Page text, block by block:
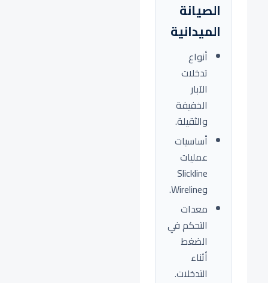
الصيانة
الميدانية
أنواع
تدخلات
الآبار
الخفيفة
والثقيلة.
أساسيات
عمليات
Slickline
وWireline.
معدات
التحكم في
الضغط
أثناء
التدخلات.